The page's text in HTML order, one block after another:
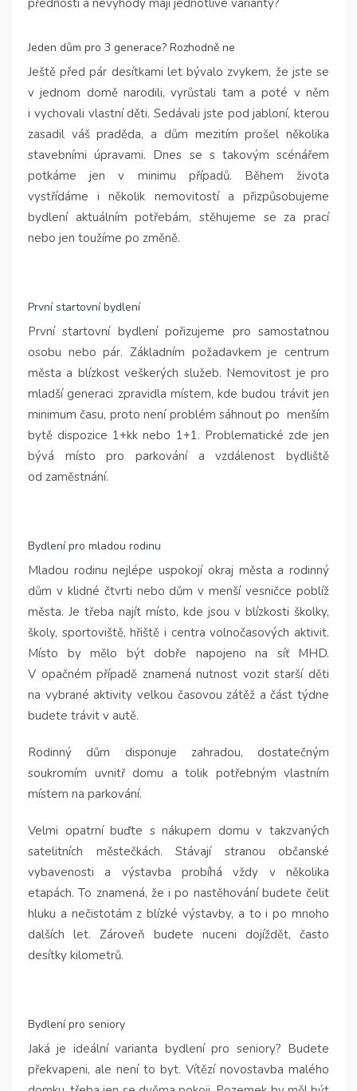
přednosti a nevýhody mají jednotlivé varianty?
Jeden dům pro 3 generace? Rozhodně ne
Ještě před pár desítkami let bývalo zvykem, že jste se
v jednom domě narodili, vyrůstali tam a poté v něm
i vychovali vlastní děti. Sedávali jste pod jabloní, kterou
zasadil váš praděda, a dům mezitím prošel několika
stavebními úpravami. Dnes se s takovým scénářem
potkáme jen v minimu případů. Během života
vystřídáme i několik nemovitostí a přizpůsobujeme
bydlení aktuálním potřebám, stěhujeme se za prací
nebo jen toužíme po změně.
První startovní bydlení
První startovní bydlení pořizujeme pro samostatnou
osobu nebo pár. Základním požadavkem je centrum
města a blízkost veškerých služeb. Nemovitost je pro
mladší generaci zpravidla místem, kde budou trávit jen
minimum času, proto není problém sáhnout po menším
bytě dispozice 1+kk nebo 1+1. Problematické zde jen
bývá místo pro parkování a vzdálenost bydliště
od zaměstnání.
Bydlení pro mladou rodinu
Mladou rodinu nejlépe uspokojí okraj města a rodinný
dům v klidné čtvrti nebo dům v menší vesničce poblíž
města. Je třeba najít místo, kde jsou v blízkosti školky,
školy, sportoviště, hřiště i centra volnočasových aktivit.
Místo by mělo být dobře napojeno na síť MHD.
V opačném případě znamená nutnost vozit starší děti
na vybrané aktivity velkou časovou zátěž a část týdne
budete trávit v autě.
Rodinný dům disponuje zahradou, dostatečným
soukromím uvnitř domu a tolik potřebným vlastním
místem na parkování.
Velmi opatrní buďte s nákupem domu v takzvaných
satelitních městečkách. Stávají stranou občanské
vybavenosti a výstavba probíhá vždy v několika
etapách. To znamená, že i po nastěhování budete čelit
hluku a nečistotám z blízké výstavby, a to i po mnoho
dalších let. Zároveň budete nuceni dojíždět, často
desítky kilometrů.
Bydlení pro seniory
Jaká je ideální varianta bydlení pro seniory? Budete
překvapeni, ale není to byt. Vítězí novostavba malého